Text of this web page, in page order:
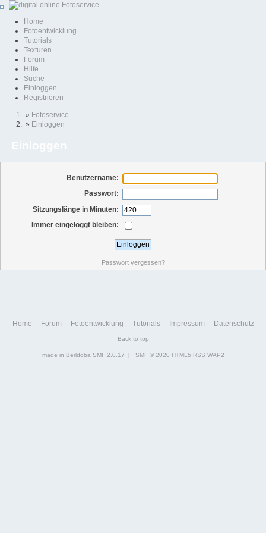
Home
Fotoentwicklung
Tutorials
Texturen
Forum
Hilfe
Suche
Einloggen
Registrieren
» Fotoservice
» Einloggen
Benutzername:
Passwort:
Sitzungslänge in Minuten:
Immer eingeloggt bleiben:
Passwort vergessen?
Home Forum Fotoentwicklung Tutorials Impressum Datenschutz
Back to top
made in Berldoba SMF 2.0.17 | SMF © 2020 HTML5 RSS WAP2